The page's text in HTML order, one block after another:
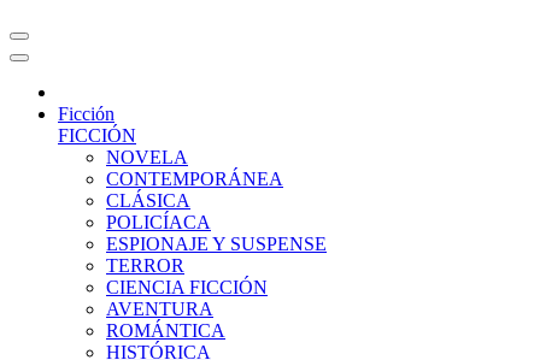
Ficción
FICCIÓN
NOVELA
CONTEMPORÁNEA
CLÁSICA
POLICÍACA
ESPIONAJE Y SUSPENSE
TERROR
CIENCIA FICCIÓN
AVENTURA
ROMÁNTICA
HISTÓRICA